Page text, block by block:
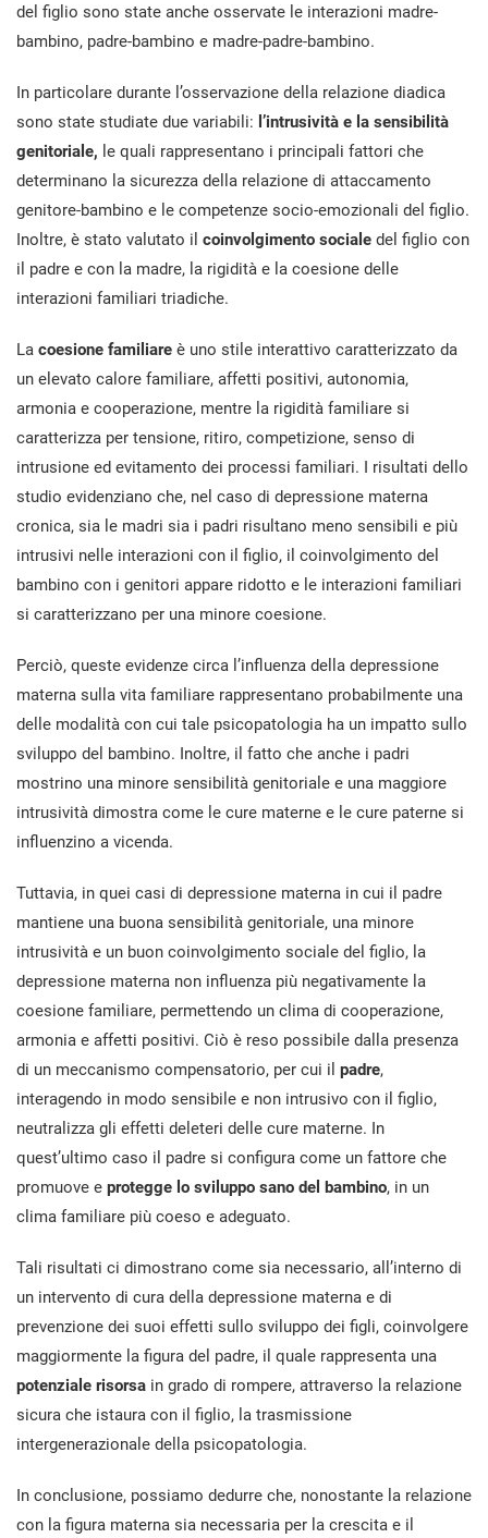
del figlio sono state anche osservate le interazioni madre-
bambino, padre-bambino e madre-padre-bambino.
In particolare durante l’osservazione della relazione diadica
sono state studiate due variabili: l’intrusività e la sensibilità
genitoriale, le quali rappresentano i principali fattori che
determinano la sicurezza della relazione di attaccamento
genitore-bambino e le competenze socio-emozionali del figlio.
Inoltre, è stato valutato il coinvolgimento sociale del figlio con
il padre e con la madre, la rigidità e la coesione delle
interazioni familiari triadiche.
La coesione familiare è uno stile interattivo caratterizzato da
un elevato calore familiare, affetti positivi, autonomia,
armonia e cooperazione, mentre la rigidità familiare si
caratterizza per tensione, ritiro, competizione, senso di
intrusione ed evitamento dei processi familiari. I risultati dello
studio evidenziano che, nel caso di depressione materna
cronica, sia le madri sia i padri risultano meno sensibili e più
intrusivi nelle interazioni con il figlio, il coinvolgimento del
bambino con i genitori appare ridotto e le interazioni familiari
si caratterizzano per una minore coesione.
Perciò, queste evidenze circa l’influenza della depressione
materna sulla vita familiare rappresentano probabilmente una
delle modalità con cui tale psicopatologia ha un impatto sullo
sviluppo del bambino. Inoltre, il fatto che anche i padri
mostrino una minore sensibilità genitoriale e una maggiore
intrusività dimostra come le cure materne e le cure paterne si
influenzino a vicenda.
Tuttavia, in quei casi di depressione materna in cui il padre
mantiene una buona sensibilità genitoriale, una minore
intrusività e un buon coinvolgimento sociale del figlio, la
depressione materna non influenza più negativamente la
coesione familiare, permettendo un clima di cooperazione,
armonia e affetti positivi. Ciò è reso possibile dalla presenza
di un meccanismo compensatorio, per cui il padre,
interagendo in modo sensibile e non intrusivo con il figlio,
neutralizza gli effetti deleteri delle cure materne. In
quest’ultimo caso il padre si configura come un fattore che
promuove e protegge lo sviluppo sano del bambino, in un
clima familiare più coeso e adeguato.
Tali risultati ci dimostrano come sia necessario, all’interno di
un intervento di cura della depressione materna e di
prevenzione dei suoi effetti sullo sviluppo dei figli, coinvolgere
maggiormente la figura del padre, il quale rappresenta una
potenziale risorsa in grado di rompere, attraverso la relazione
sicura che istaura con il figlio, la trasmissione
intergenerazionale della psicopatologia.
In conclusione, possiamo dedurre che, nonostante la relazione
con la figura materna sia necessaria per la crescita e il